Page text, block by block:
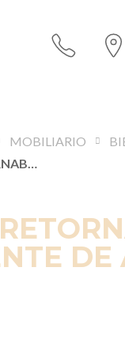
MOBILIARIO
BOTELLA RETORNABLE DE 18.9L PARA FUENTE DE AGUA
DE